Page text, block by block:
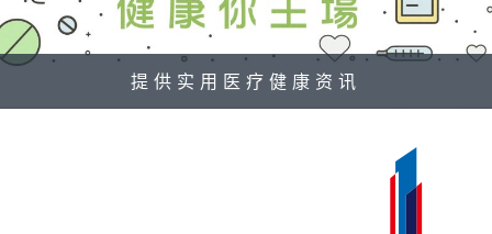
提供实用医疗健康资讯